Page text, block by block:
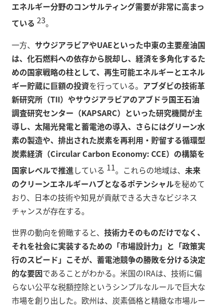
エネルギー分野のコンサルティング需要が非常に高まっ
ている 23。
一方、 サウジアラビアやUAEといった中東の主要産油国
は、化石燃料への依存から脱却し、経済を多角化するた
めの国家戦略の柱として、再生可能エネルギーとエネル
ギー貯蔵に巨額の投資を行っている。 アブダビの技術革
新研究所（TII）やサウジアラビアのアブドラ国王石油
調査研究センター（KAPSARC）といった研究機関が主
導し、太陽光発電と蓄電池の導入、さらにはグリーン水
素の製造や、排出された炭素を再利用・貯留する循環型
炭素経済（Circular Carbon Economy: CCE）の構築を
国家レベルで推進している 11。これらの地域は、 未来
のクリーンエネルギーハブとなるポテンシャルを秘めて
おり、日本の技術や知見が貢献できる大きなビジネス
チャンスが存在する。
世界の動向を俯瞰すると、 技術力そのものだけでなく、
それを社会に実装するための「市場設計力」と「政策実
行のスピード」こそが、蓄電池競争の勝敗を分ける決定
的な要因であることがわかる。米国のIRAは、技術に偏
らない公平な税額控除というシンプルなルールで巨大な
市場を創り出した。欧州は、炭素価格と精緻な市場ルー